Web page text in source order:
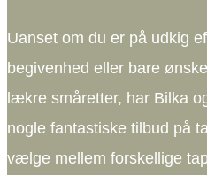
Uanset om du er på udkig
begivenhed eller bare
lækre småretter, har Bilka
nogle fantastiske tilbud på
vælge mellem forskellige